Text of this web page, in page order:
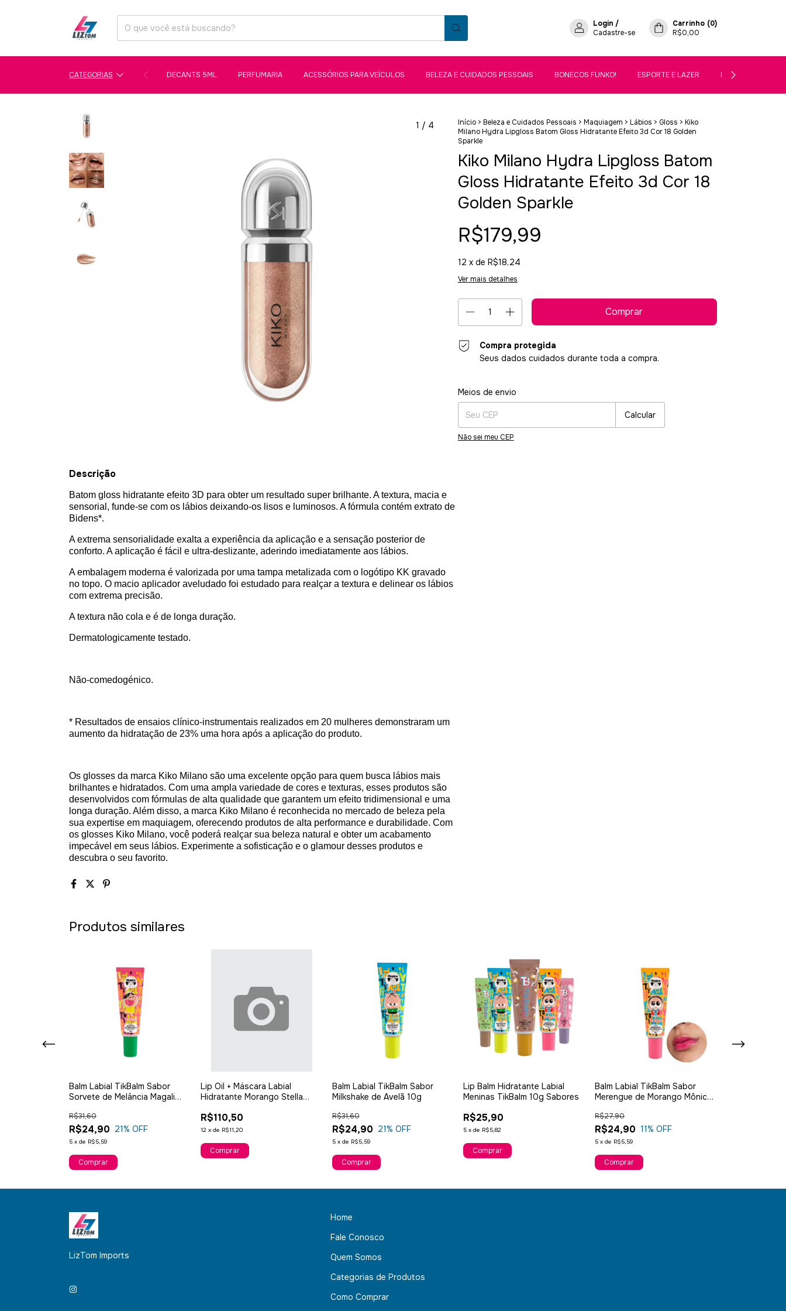
Login /
Cadastre-se
Carrinho (0)
R$0,00
CATEGORIAS DECANTS 5ML PERFUMARIA ACESSÓRIOS PARA VEÍCULOS BELEZA E CUIDADOS PESSOAIS BONECOS FUNKO! ESPORTE E LAZER ELETRÔNICOS,
1 / 4 Início > Beleza e Cuidados Pessoais > Maquiagem > Lábios > Gloss > Kiko
Milano Hydra Lipgloss Batom Gloss Hidratante Efeito 3d Cor 18 Golden
Sparkle
Kiko Milano Hydra Lipgloss Batom
Gloss Hidratante Efeito 3d Cor 18
Golden Sparkle
R$179,99
12 x de R$18,24
Ver mais detalhes
Compra protegida
Seus dados cuidados durante toda a compra.
Entregas para o CEP:
Meios de envio
Calcular
Não sei meu CEP
Descrição
Batom gloss hidratante efeito 3D para obter um resultado super brilhante. A textura, macia e
sensorial, funde-se com os lábios deixando-os lisos e luminosos. A fórmula contém extrato de
Bidens*.
A extrema sensorialidade exalta a experiência da aplicação e a sensação posterior de
conforto. A aplicação é fácil e ultra-deslizante, aderindo imediatamente aos lábios.
A embalagem moderna é valorizada por uma tampa metalizada com o logótipo KK gravado
no topo. O macio aplicador aveludado foi estudado para realçar a textura e delinear os lábios
com extrema precisão.
A textura não cola e é de longa duração.
Dermatologicamente testado.
Não-comedogénico.
* Resultados de ensaios clínico-instrumentais realizados em 20 mulheres demonstraram um
aumento da hidratação de 23% uma hora após a aplicação do produto.
Os glosses da marca Kiko Milano são uma excelente opção para quem busca lábios mais
brilhantes e hidratados. Com uma ampla variedade de cores e texturas, esses produtos são
desenvolvidos com fórmulas de alta qualidade que garantem um efeito tridimensional e uma
longa duração. Além disso, a marca Kiko Milano é reconhecida no mercado de beleza pela
sua expertise em maquiagem, oferecendo produtos de alta performance e durabilidade. Com
os glosses Kiko Milano, você poderá realçar sua beleza natural e obter um acabamento
impecável em seus lábios. Experimente a sofisticação e o glamour desses produtos e
descubra o seu favorito.
Produtos similares
Balm Labial TikBalm Sabor
Sorvete de Melância Magali
R$24,90
R$31,60
21% OFF
5 x de R$5,59
Lip Oil + Máscara Labial
Hidratante Morango Stella
R$110,50
12 x de R$11,20
Balm Labial TikBalm Sabor
Milkshake de Avelã 10g
R$24,90
R$31,60
21% OFF
5 x de R$5,59
Lip Balm Hidratante Labial
Meninas TikBalm 10g Sabores
R$25,90
5 xde R$5,82
Comprar
Balm Labial TikBalm Sabor
Merengue de Morango Mônica
R$24,90
R$27,90
11% OFF
5 xde R$5,59
LizTom Imports
Home
Fale Conosco
Quem Somos
Categorias de Produtos
Como Comprar